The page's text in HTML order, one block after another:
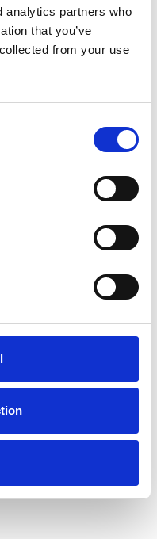
analytics partners who
that you’ve
from your use
KAPRO
VATTENPASS TWIN PRO
10CM